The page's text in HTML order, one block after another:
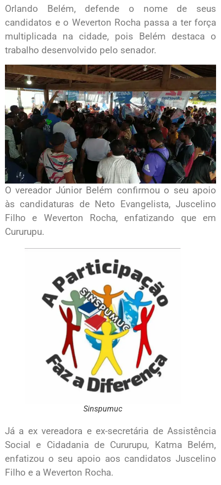
Orlando Belém, defende o nome de seus
candidatos e o Weverton Rocha passa a ter força
multiplicada na cidade, pois Belém destaca o
trabalho desenvolvido pelo senador.
O vereador Júnior Belém confirmou o seu apoio
às candidaturas de Neto Evangelista, Juscelino
Filho e Weverton Rocha, enfatizando que em
Cururupu.
Sinspumuc
Já a ex vereadora e ex-secretária de Assistência
Social e Cidadania de Cururupu, Katma Belém,
enfatizou o seu apoio aos candidatos Juscelino
Filho e a Weverton Rocha.